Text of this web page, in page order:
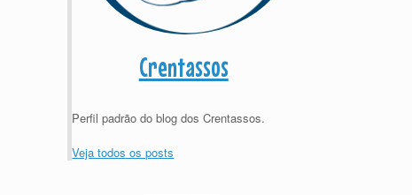
Crentassos
Perfil padrão do blog dos Crentassos.
Veja todos os posts